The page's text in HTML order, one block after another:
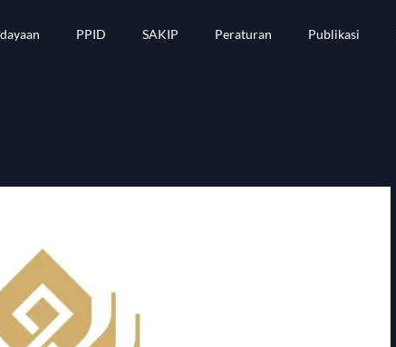
PPID SAKIP Peraturan Publikasi